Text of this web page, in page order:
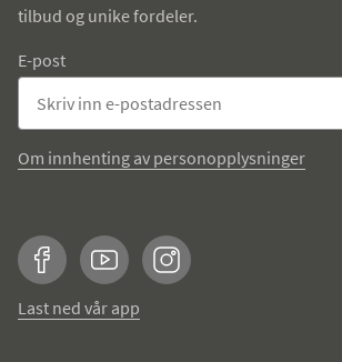
tilbud og unike fordeler.
E-post
Om innhenting av personopplysninger
FacebookYouTubeInstagram
Last ned vår app